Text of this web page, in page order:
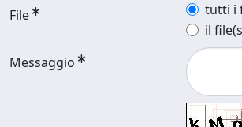
File
tutti i
il
Messaggio